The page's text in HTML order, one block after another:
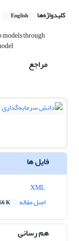
کلیدواژه‌ها English
through
مراجع
فایل ها
اصل مقاله
K
هم رسانی